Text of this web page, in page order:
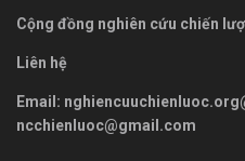
Cộng đồng nghiên cứu chiến
Liên hệ
Email:
ncchienluoc@gmail.com